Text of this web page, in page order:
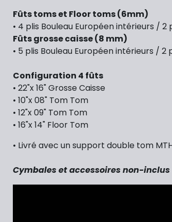
Fûts toms et Floor toms (6mm)
• 4 plis Bouleau Européen intérieurs /
Fûts grosse caisse (8 mm)
• 5 plis Bouleau Européen intérieurs /
Configuration 4 fûts
• 22"x 16" Grosse Caisse
• 10"x 08" Tom Tom
• 12"x 09" Tom Tom
• 16"x 14" Floor Tom
• Livré avec un support double tom
Cymbales et accessoires non-inclus